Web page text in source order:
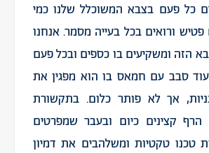
כל פעם בצבא המשוכלל שלנו כמי
ורואים בכל בעייה מסמר. אנחנו
הזה ומשקיעים בו כספים ובכל פעם
סבב עם חמאס בו הוא מפגין את
אך לא פותר כלום. בתקשורת
הרף קצינים כיום ובעבר שמפרטים
טכנו טקטיות ומשלהבים את דמיון